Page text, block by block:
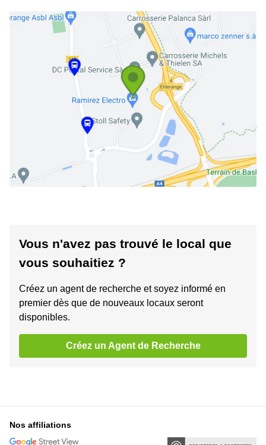
Vous n'avez pas trouvé le local que
vous souhaitiez ?
Créez un agent de recherche et soyez informé en
premier dès que de nouveaux locaux seront
disponibles.
Créez un Agent de Recherche
Nos affiliations